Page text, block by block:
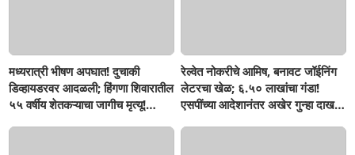
मध्यरात्री भीषण अपघात! दुचाकी
डिव्हायडरवर आदळली; हिंगणा शिवारातील
५५ वर्षीय शेतकऱ्याचा जागीच मृत्यू!
रेल्वेत नोकरीचे आमिष, बनावट जॉईनिंग
लेटरचा खेळ; ६.५० लाखांचा गंडा!
एसपींच्या आदेशानंतर अखेर गुन्हा दाखल;